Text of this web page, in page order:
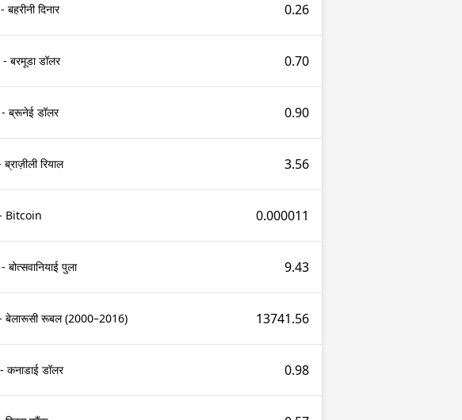
दिनार 0.26
बरमूडा डॉलर 0.70
ब्रूनेई डॉलर 0.90
रियाल 3.56
Bitcoin 0.000011
बोत्सवानियाई पुला 9.43
बेलारूसी रूबल (2000–2016) 13741.56
कनाडाई डॉलर 0.98